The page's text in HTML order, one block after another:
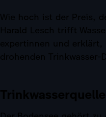
Wie hoch ist der Preis,
Harald Lesch trifft
expertinnen und erklärt,
drohenden Trinkwasser-